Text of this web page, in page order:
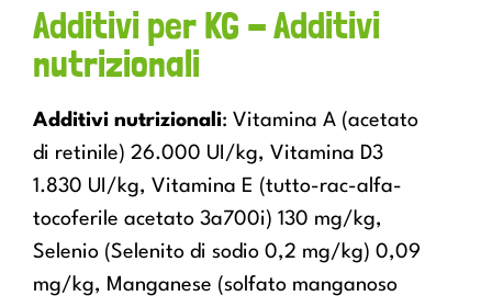
Additivi per KG - Additivi
nutrizionali
Additivi nutrizionali: Vitamina A (acetato
di retinile) 26.000 UI/kg, Vitamina D3
1.830 UI/kg, Vitamina E (tutto-rac-alfa-
tocoferile acetato 3a700i) 130 mg/kg,
Selenio (Selenito di sodio 0,2 mg/kg) 0,09
mg/kg, Manganese (solfato manganoso